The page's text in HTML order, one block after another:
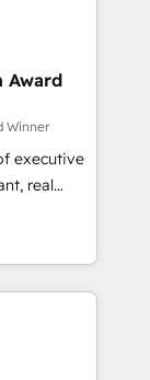
to
in
and
and
ROI and
your
Award
Winner
executive
real
over a
with deep
helping
that fit